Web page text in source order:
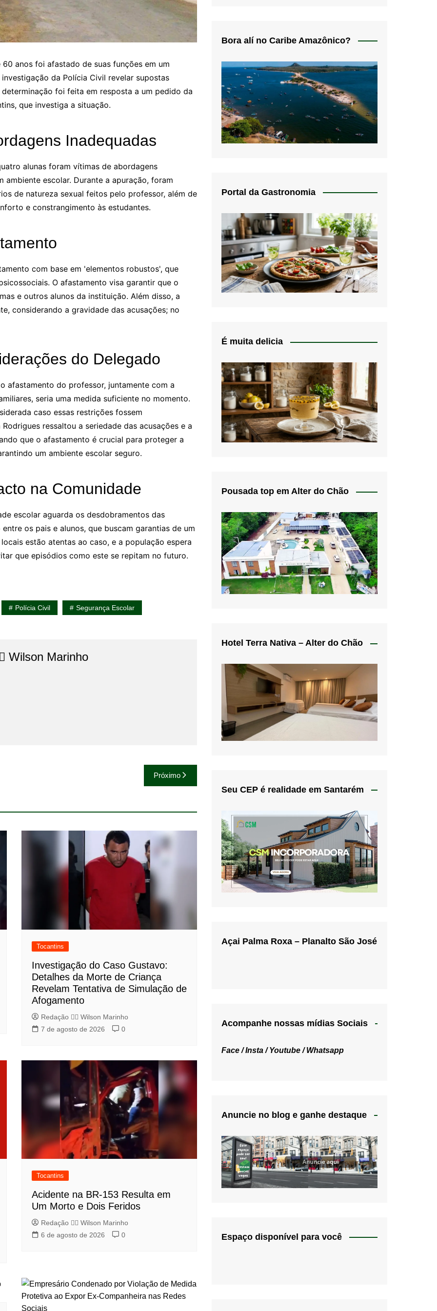
anos foi afastado de suas funções em um
da Polícia Civil revelar supostas
foi feita em resposta a um pedido da
que investiga a situação.
Inadequadas
alunas foram vítimas de abordagens
ambiente escolar. Durante a apuração, foram
de natureza sexual feitos pelo professor, além de
e constrangimento às estudantes.
com base em 'elementos robustos', que
O afastamento visa garantir que o
e outros alunos da instituição. Além disso, a
considerando a gravidade das acusações; no
do Delegado
afastamento do professor, juntamente com a
seria uma medida suficiente no momento.
caso essas restrições fossem
ressaltou a seriedade das acusações e a
que o afastamento é crucial para proteger a
um ambiente escolar seguro.
na Comunidade
escolar aguarda os desdobramentos das
os pais e alunos, que buscam garantias de um
estão atentas ao caso, e a população espera
que episódios como este se repitam no futuro.
Polícia Civil Segurança Escolar
Wilson Marinho
Próximo
Tocantins
Investigação do Caso Gustavo:
Detalhes da Morte de Criança
Revelam Tentativa de Simulação de
Afogamento
Redação 👨‍⚖️​ Wilson Marinho
7 de agosto de 2026
0
Tocantins
Acidente na BR-153 Resulta em
Um Morto e Dois Feridos
Redação 👨‍⚖️​ Wilson Marinho
6 de agosto de 2026
0
Bora alí no Caribe Amazônico?
Portal da Gastronomia
É muita delicia
Pousada top em Alter do Chão
Hotel Terra Nativa – Alter do Chão
Seu CEP é realidade em Santarém
Açai Palma Roxa – Planalto São José
Acompanhe nossas mídias Sociais
Face /Insta /Youtube /Whatsapp
Anuncie no blog e ganhe destaque
Espaço disponível para você